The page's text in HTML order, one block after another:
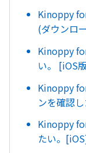
Kinoppy
(ダウンロ
Kinoppy
い。 [iOS
Kinoppy
ンを確認し
Kinoppy
たい。